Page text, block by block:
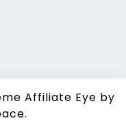
Affiliate Eye by